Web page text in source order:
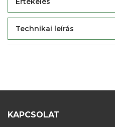
Technikai leírás
KAPCSOLAT